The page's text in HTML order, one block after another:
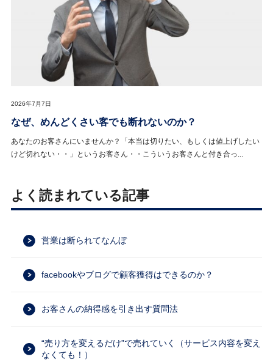
2026年7月7日
なぜ、めんどくさい客でも断れないのか？
あなたのお客さんにいませんか？「本当は切りたい、もしくは値上げしたい
けど切れない・・」というお客さん・・こういうお客さんと付き合っ...
よく読まれている記事
営業は断られてなんぼ
facebookやブログで顧客獲得はできるのか？
お客さんの納得感を引き出す質問法
“売り方を変えるだけ”で売れていく（サービス内容を変え
なくても！）